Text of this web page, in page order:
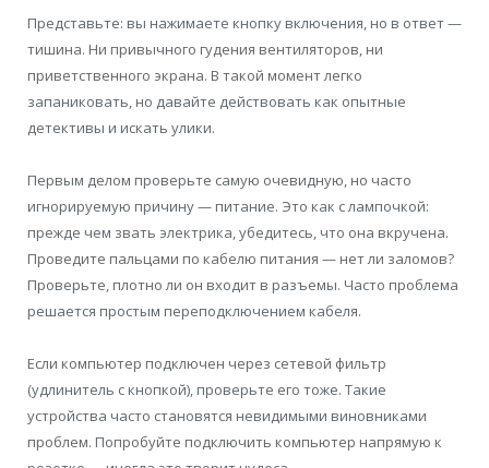
Представьте: вы нажимаете кнопку включения, но в ответ —
тишина. Ни привычного гудения вентиляторов, ни
приветственного экрана. В такой момент легко
запаниковать, но давайте действовать как опытные
детективы и искать улики.
Первым делом проверьте самую очевидную, но часто
игнорируемую причину — питание. Это как с лампочкой:
прежде чем звать электрика, убедитесь, что она вкручена.
Проведите пальцами по кабелю питания — нет ли заломов?
Проверьте, плотно ли он входит в разъемы. Часто проблема
решается простым переподключением кабеля.
Если компьютер подключен через сетевой фильтр
(удлинитель с кнопкой), проверьте его тоже. Такие
устройства часто становятся невидимыми виновниками
проблем. Попробуйте подключить компьютер напрямую к